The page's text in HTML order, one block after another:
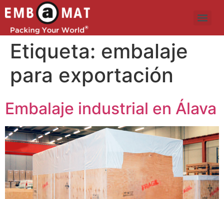
Etiqueta: embalaje
para exportación
Embalaje industrial en Álava